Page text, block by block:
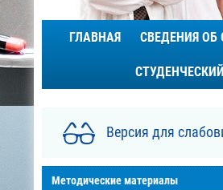
ГЛАВНАЯ СВЕДЕНИЯ ОБ
Версия для
Методические материалы